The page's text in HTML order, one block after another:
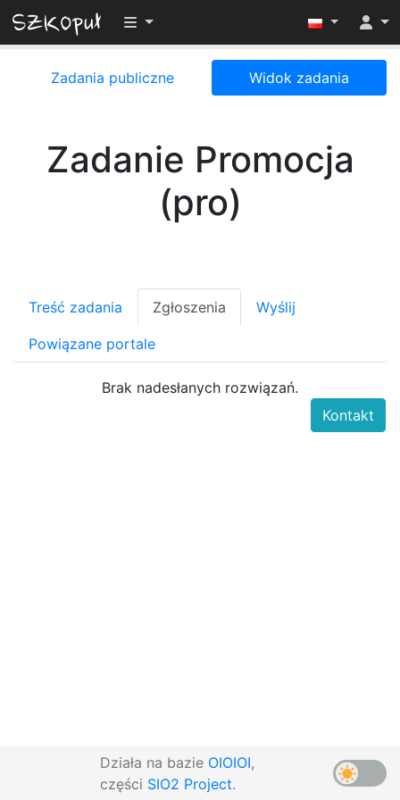
Przełącz widoczność menu
Zadania publiczne Widok zadania
Zadanie Promocja
(pro)
Treść zadania Zgłoszenia Wyślij
Powiązane portale
Brak nadesłanych rozwiązań.
Działa na bazie OIOIOI,
części SIO2 Project.
Kontakt